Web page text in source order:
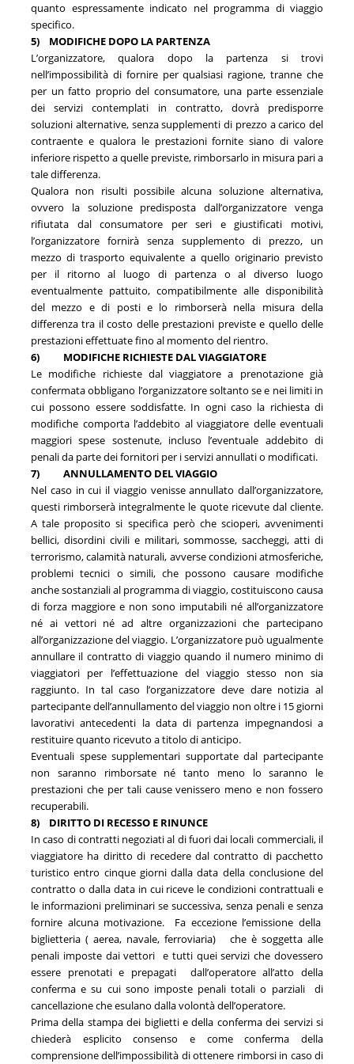
quanto espressamente indicato nel programma di viaggio
specifico.
5) MODIFICHE DOPO LA PARTENZA
L’organizzatore, qualora dopo la partenza si trovi
nell’impossibilità di fornire per qualsiasi ragione, tranne che
per un fatto proprio del consumatore, una parte essenziale
dei servizi contemplati in contratto, dovrà predisporre
soluzioni alternative, senza supplementi di prezzo a carico del
contraente e qualora le prestazioni fornite siano di valore
inferiore rispetto a quelle previste, rimborsarlo in misura pari a
tale differenza.
Qualora non risulti possibile alcuna soluzione alternativa,
ovvero la soluzione predisposta dall’organizzatore venga
rifiutata dal consumatore per seri e giustificati motivi,
l’organizzatore fornirà senza supplemento di prezzo, un
mezzo di trasporto equivalente a quello originario previsto
per il ritorno al luogo di partenza o al diverso luogo
eventualmente pattuito, compatibilmente alle disponibilità
del mezzo e di posti e lo rimborserà nella misura della
differenza tra il costo delle prestazioni previste e quello delle
prestazioni effettuate fino al momento del rientro.
6) MODIFICHE RICHIESTE DAL VIAGGIATORE
Le modifiche richieste dal viaggiatore a prenotazione già
confermata obbligano l’organizzatore soltanto se e nei limiti in
cui possono essere soddisfatte. In ogni caso la richiesta di
modifiche comporta l’addebito al viaggiatore delle eventuali
maggiori spese sostenute, incluso l’eventuale addebito di
penali da parte dei fornitori per i servizi annullati o modificati.
7) ANNULLAMENTO DEL VIAGGIO
Nel caso in cui il viaggio venisse annullato dall’organizzatore,
questi rimborserà integralmente le quote ricevute dal cliente.
A tale proposito si specifica però che scioperi, avvenimenti
bellici, disordini civili e militari, sommosse, saccheggi, atti di
terrorismo, calamità naturali, avverse condizioni atmosferiche,
problemi tecnici o simili, che possono causare modifiche
anche sostanziali al programma di viaggio, costituiscono causa
di forza maggiore e non sono imputabili né all’organizzatore
né ai vettori né ad altre organizzazioni che partecipano
all’organizzazione del viaggio. L’organizzatore può ugualmente
annullare il contratto di viaggio quando il numero minimo di
viaggiatori per l’effettuazione del viaggio stesso non sia
raggiunto. In tal caso l’organizzatore deve dare notizia al
partecipante dell’annullamento del viaggio non oltre i 15 giorni
lavorativi antecedenti la data di partenza impegnandosi a
restituire quanto ricevuto a titolo di anticipo.
Eventuali spese supplementari supportate dal partecipante
non saranno rimborsate né tanto meno lo saranno le
prestazioni che per tali cause venissero meno e non fossero
recuperabili.
8) DIRITTO DI RECESSO E RINUNCE
In caso di contratti negoziati al di fuori dai locali commerciali, il
viaggiatore ha diritto di recedere dal contratto di pacchetto
turistico entro cinque giorni dalla data della conclusione del
contratto o dalla data in cui riceve le condizioni contrattuali e
le informazioni preliminari se successiva, senza penali e senza
fornire alcuna motivazione. Fa eccezione l’emissione della
biglietteria ( aerea, navale, ferroviaria) che è soggetta alle
penali imposte dai vettori e tutti quei servizi che dovessero
essere prenotati e prepagati dall’operatore all’atto della
conferma e su cui sono imposte penali totali o parziali di
cancellazione che esulano dalla volontà dell’operatore.
Prima della stampa dei biglietti e della conferma dei servizi si
chiederà esplicito consenso e come conferma della
comprensione dell’impossibilità di ottenere rimborsi in caso di